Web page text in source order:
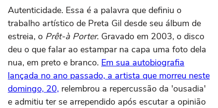
Autenticidade. Essa é a palavra que definiu o
trabalho artístico de Preta Gil desde seu álbum de
estreia, o Prêt-à Porter. Gravado em 2003, o disco
deu o que falar ao estampar na capa uma foto dela
nua, em preto e branco. Em sua autobiografia
lançada no ano passado, a artista que morreu neste
domingo, 20, relembrou a repercussão da 'ousadia'
e admitiu ter se arrependido após escutar a opinião